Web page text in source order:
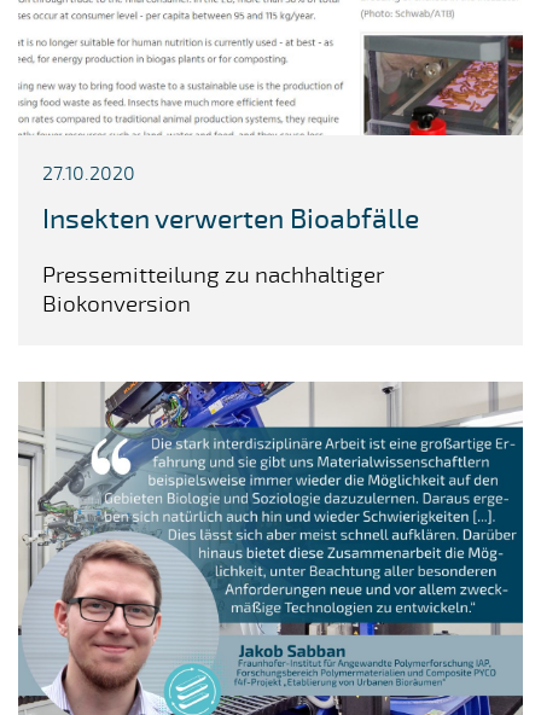
27.10.2020
Insekten verwerten Bioabfälle
Pressemitteilung zu nachhaltiger
Biokonversion